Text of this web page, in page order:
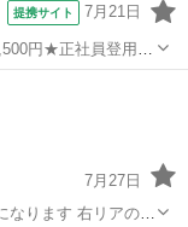
提携サイト 7月21日
円★正社員登用制
料駐車場あり！《三
7月27日
なります 右リアのカ